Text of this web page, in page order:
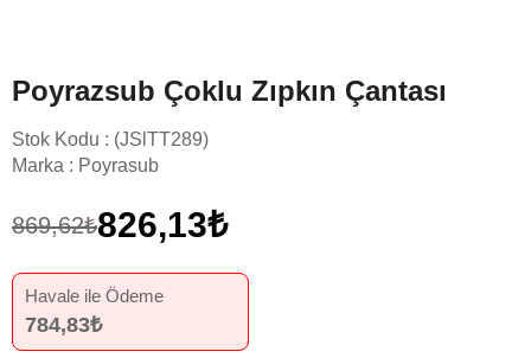
Poyrazsub Çoklu Zıpkın Çantası
Stok Kodu
(JSlTT289)
Marka : Poyrasub
869,62₺826,13₺
Havale ile Ödeme
784,83₺